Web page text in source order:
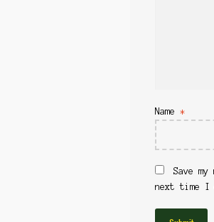
Name*
Save
next time I